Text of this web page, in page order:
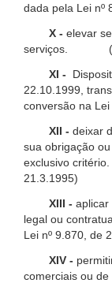
dada pela Lei nº
X - elevar
serviços.
XI -
22.10.1999,
conversão na
XII - deixar
sua obrigação
exclusivo
21.3.1995)
XIII - aplicar
legal ou
Lei nº 9.870, de
XIV -
comerciais ou